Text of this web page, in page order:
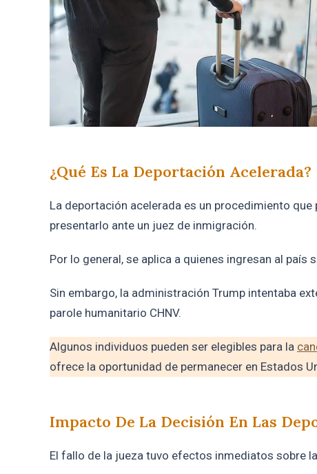
¿Qué Es La Deportación Acelerada?
La deportación acelerada es un procedimiento
presentarlo ante un juez de inmigración.
Por lo general, se aplica a quienes ingresan al
Sin embargo, la administración Trump intentaba
parole humanitario CHNV.
Algunos individuos pueden ser elegibles para la
ofrece la oportunidad de permanecer en Estados
Impacto De La Decisión En Las
El fallo de la jueza tuvo efectos inmediatos sobre